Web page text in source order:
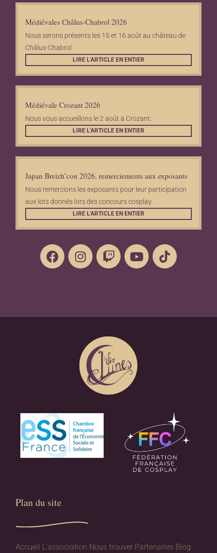
Médiévales Châlus-Chabrol 2026
Nous serons présents les 15 et 16 août au château de
Châlus-Chabrol.
LIRE L'ARTICLE EN ENTIER
Médiévale Crozant 2026
Nous vous accueillons le 2 août à Crozant.
LIRE L'ARTICLE EN ENTIER
Japan Breizh’con 2026, remerciements aux exposants
Nous remercions les exposants pour leur participation
aux lots donnés lors des concours cosplay.
LIRE L'ARTICLE EN ENTIER
Plan du site​
Accueil L’association Nous trouver Partenaires Blog